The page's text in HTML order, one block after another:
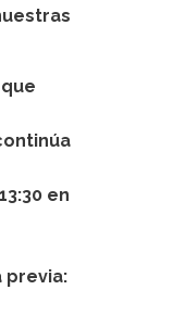
en
previa: